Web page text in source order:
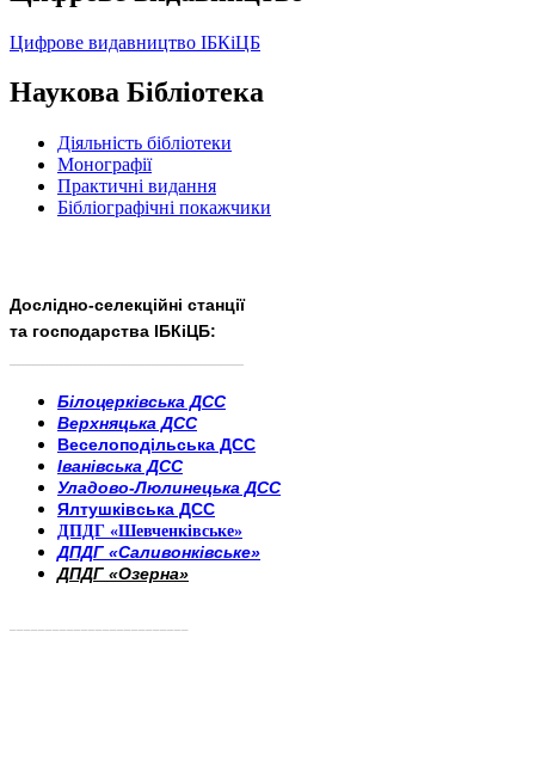
Цифрове видавництво ІБКіЦБ
Наукова Бібліотека
Діяльність бібліотеки
Монографії
Практичні видання
Бібліографічні покажчики
Дослідно-селекційні станції
та господарства ІБКіЦБ:
Білоцерківська ДСС
Верхняцька ДСС
Веселоподільська ДСС
Іванівська ДСС
Уладово-Люлинецька ДСС
Ялтушківська ДСС
ДПДГ «Шевченківське»
ДПДГ «Саливонківське»
ДПДГ «Озерна»